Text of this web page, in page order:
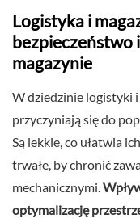
Logistyka i
bezpieczeństwo
magazynie
W dziedzinie logistyki
przyczyniają się do
Są lekkie, co ułatwia
trwałe, by chronić
mechanicznymi.
optymalizację